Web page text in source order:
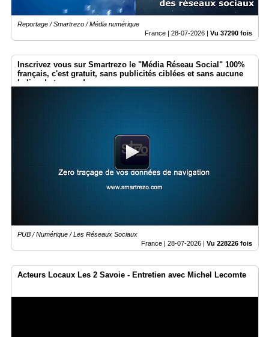
Reportage / Smartrezo / Média numérique
France | 28-07-2026 Vu 37290 fois
Inscrivez vous sur Smartrezo le "Média Réseau Social" 100%
français, c'est gratuit, sans publicités ciblées et sans aucune
balise de traçage !
PUB / Numérique / Les Réseaux Sociaux
France | 28-07-2026 | Vu 228226 fois
Acteurs Locaux Les 2 Savoie - Entretien avec Michel Lecomte